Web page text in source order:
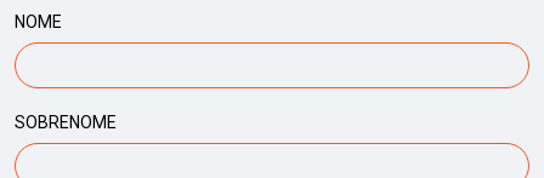
NOME
SOBRENOME